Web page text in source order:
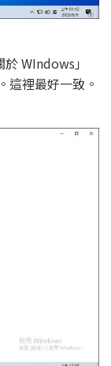
WIndows」
這裡最好一致。